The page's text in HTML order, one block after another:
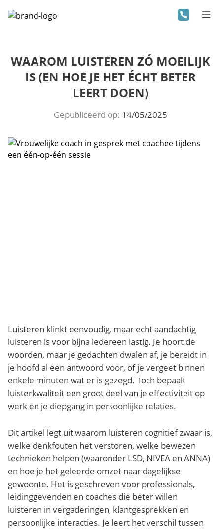
WAAROM LUISTEREN ZÓ MOEILIJK
IS (EN HOE JE HET ÉCHT BETER
LEERT DOEN)
Gepubliceerd op: 14/05/2025
Luisteren klinkt eenvoudig, maar echt aandachtig
luisteren is voor bijna iedereen lastig. Je hoort de
woorden, maar je gedachten dwalen af, je bereidt in
je hoofd al een antwoord voor, of je vergeet binnen
enkele minuten wat er is gezegd. Toch bepaalt
luisterkwaliteit een groot deel van je effectiviteit op
werk en je diepgang in persoonlijke relaties.
Dit artikel legt uit waarom luisteren cognitief zwaar is,
welke denkfouten het verstoren, welke bewezen
technieken helpen (waaronder LSD, NIVEA en ANNA)
en hoe je het geleerde omzet naar dagelijkse
gewoonte. Het is geschreven voor professionals,
leidinggevenden en coaches die beter willen
luisteren in vergaderingen, klantgesprekken en
persoonlijke interacties. Je leert het verschil tussen